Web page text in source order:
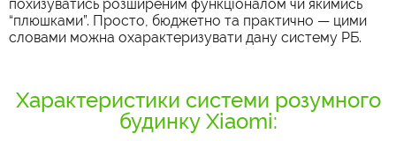
похизуватись розширеним функціоналом чи якимись
“плюшками”. Просто, бюджетно та практично — цими
словами можна охарактеризувати дану систему РБ.
Характеристики системи розумного
будинку Xiaomi: